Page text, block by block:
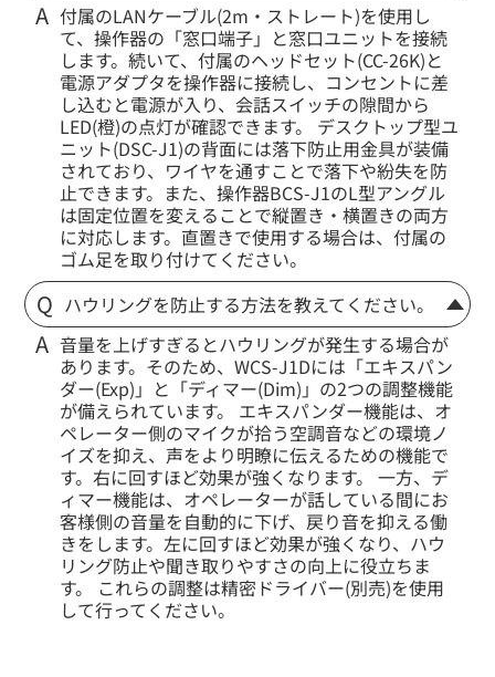
付属のLANケーブル(2m・ストレート)を使用し
て、操作器の「窓口端子」と窓口ユニットを接続
します。続いて、付属のヘッドセット(CC-26K)と
電源アダプタを操作器に接続し、コンセントに差
し込むと電源が入り、会話スイッチの隙間から
LED(橙)の点灯が確認できます。 デスクトップ型ユ
ニット(DSC-J1)の背面には落下防止用金具が装備
されており、ワイヤを通すことで落下や紛失を防
止できます。また、操作器BCS-J1のL型アングル
は固定位置を変えることで縦置き・横置きの両方
に対応します。直置きで使用する場合は、付属の
ゴム足を取り付けてください。
ハウリングを防止する方法を教えてください。
音量を上げすぎるとハウリングが発生する場合が
あります。そのため、WCS-J1Dには「エキスパン
ダー(Exp)」と「ディマー(Dim)」の2つの調整機能
が備えられています。 エキスパンダー機能は、オ
ペレーター側のマイクが拾う空調音などの環境ノ
イズを抑え、声をより明瞭に伝えるための機能で
す。右に回すほど効果が強くなります。 一方、デ
ィマー機能は、オペレーターが話している間にお
客様側の音量を自動的に下げ、戻り音を抑える働
きをします。左に回すほど効果が強くなり、ハウ
リング防止や聞き取りやすさの向上に役立ちま
す。 これらの調整は精密ドライバー(別売)を使用
して行ってください。